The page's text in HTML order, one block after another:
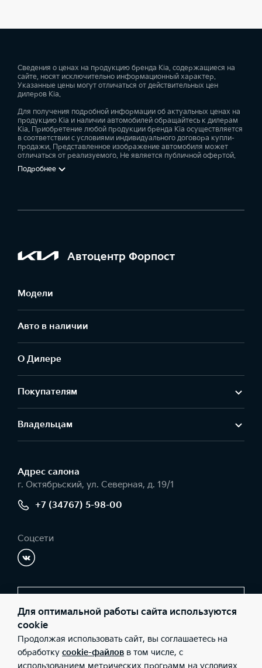
Сведения о ценах на продукцию бренда Kia, содержащиеся на
сайте, носят исключительно информационный характер.
Указанные цены могут отличаться от действительных цен
дилеров Kia.
Для получения подробной информации об актуальных ценах на
продукцию Kia и наличии автомобилей обращайтесь к дилерам
Kia. Приобретение любой продукции бренда Kia осуществляется
в соответствии с условиями индивидуального договора купли-
продажи. Представленное изображение автомобиля может
отличаться от реализуемого. Не является публичной офертой.
Подробнее
Автоцентр Форпост
Модели
Авто в наличии
О Дилере
Покупателям
Владельцам
Адрес салонa
г. Октябрьский, ул. Северная, д. 19/1
+7 (34767) 5-98-00
Соцсети
© 2026 Юридические лица ООО Форпост (Фактический адрес: г.
Октябрьский, ул. Северная, д. 19/1; Телефон: +7 (34767) 5-98-00;
Для оптимальной работы сайта используются
cookie
Продолжая использовать сайт, вы соглашаетесь на
обработку cookie-файлов в том числе, с
использованием метрических программ на условиях